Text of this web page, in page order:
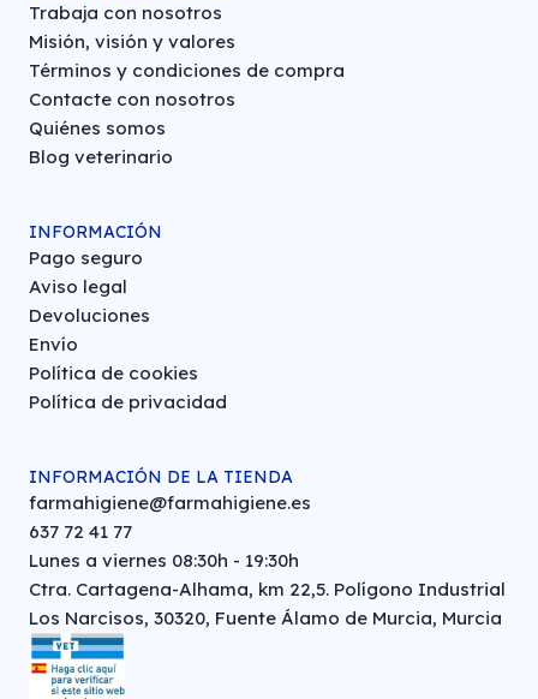
Trabaja con nosotros
Misión, visión y valores
Términos y condiciones de compra
Contacte con nosotros
Quiénes somos
Blog veterinario
INFORMACIÓN
Pago seguro
Aviso legal
Devoluciones
Envío
Política de cookies
Política de privacidad
INFORMACIÓN DE LA TIENDA
farmahigiene@farmahigiene.es
637 72 41 77
Lunes a viernes 08:30h - 19:30h
Ctra. Cartagena-Alhama, km 22,5. Polígono Industrial
Los Narcisos, 30320, Fuente Álamo de Murcia, Murcia